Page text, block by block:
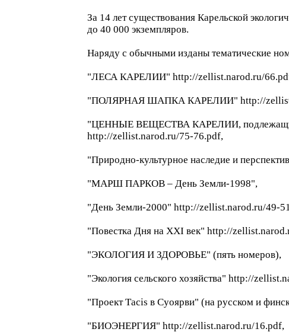
За 14 лет существования Карельской
до 40 000 экземпляров.
Наряду с обычными изданы тематические
"ЛЕСА КАРЕЛИИ" http://zellist.narod.ru/
"ПОЛЯРНАЯ ШАПКА КАРЕЛИИ" http://
"ЦЕННЫЕ ВЕЩЕСТВА КАРЕЛИИ,
http://zellist.narod.ru/75-76.pdf,
"Природно-культурное наследие и
"МАРШ ПАРКОВ – День Земли-1998",
"День Земли-2000" http://zellist.narod.ru/49-
"Повестка Дня на XXI век" http://
"ЭКОЛОГИЯ И ЗДОРОВЬЕ" (пять номеров),
"Экология сельского хозяйства" http://
"Проект Тacis в Суоярви" (на русском и
"БИОЭНЕРГИЯ" http://zellist.narod.ru/16.pdf,